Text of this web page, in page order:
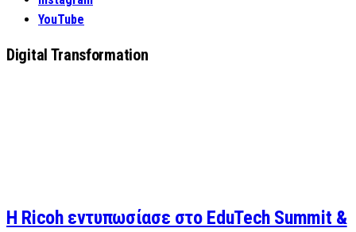
YouTube
Digital Transformation
Η Ricoh εντυπωσίασε στο EduTech Summit &